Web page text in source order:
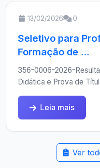
13/02/2026 0
Seletivo para
Formação de ...
356-0006-2026-
Didática e Prova de
Leia mais
Ver